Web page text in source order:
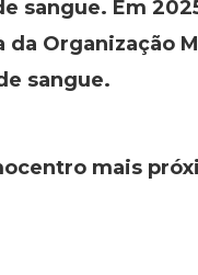
sangue. Em
Organização
sangue.
mais